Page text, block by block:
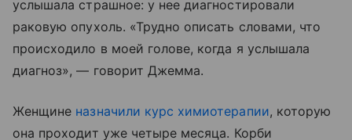
услышала страшное: у нее диагностировали
раковую опухоль. «Трудно описать словами, что
происходило в моей голове, когда я услышала
диагноз», — говорит Джемма.
Женщине назначили курс химиотерапии, которую
она проходит уже четыре месяца. Корби